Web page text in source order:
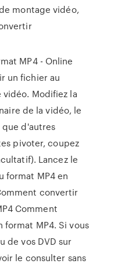
montage vidéo,
MP4 - Online
un fichier au
Modifiez la
de la vidéo, le
d'autres
pivoter, coupez
Lancez le
format MP4 en
convertir
Comment
MP4. Si vous
de vos DVD sur
le consulter sans